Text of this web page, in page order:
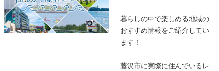
暮らしの中で楽しめる地域の
おすすめ情報をご紹介してい
ます！
藤沢市に実際に住んでいるレ